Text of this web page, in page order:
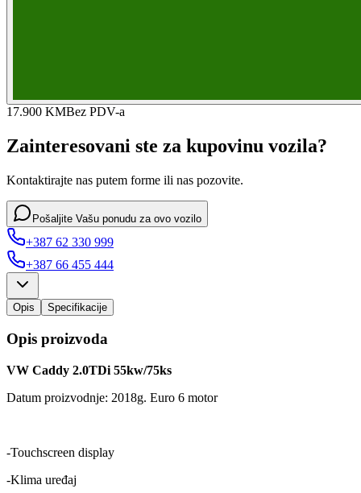
17.900 KMBez PDV-a
Zainteresovani ste za kupovinu vozila?
Kontaktirajte nas putem forme ili nas pozovite.
Pošaljite Vašu ponudu za ovo vozilo
+387 62 330 999
+387 66 455 444
Opis Specifikacije
Opis proizvoda
VW Caddy 2.0TDi 55kw/75ks
Datum proizvodnje: 2018g. Euro 6 motor
-Touchscreen display
-Klima uređaj